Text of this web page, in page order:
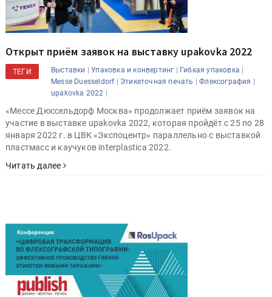
Открыт приём заявок на выставку upakovka 2022
ТЕГИ Выставки |Упаковка и конвертинг | Гибкая упаковка |
Messe Duesseldorf| Этикеточная печать |Флексография |
upakovka 2022 |
«Мессе Дюссельдорф Москва» продолжает приём заявок на
участие в выставке upakovka 2022, которая пройдёт с 25 по 28
января 2022 г. в ЦВК «Экспоцентр» параллельно с выставкой
пластмасс и каучуков interplastica 2022.
Читать далее